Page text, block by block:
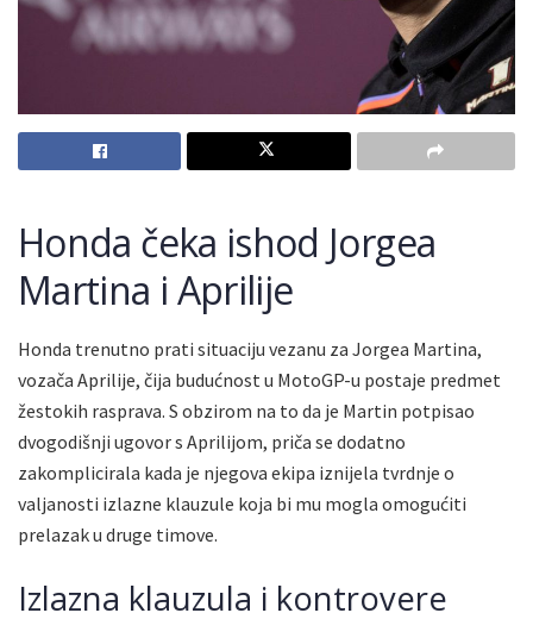
Honda čeka ishod Jorgea
Martina i Aprilije
Honda trenutno prati situaciju vezanu za Jorgea Martina,
vozača Aprilije, čija budućnost u MotoGP-u postaje predmet
žestokih rasprava. S obzirom na to da je Martin potpisao
dvogodišnji ugovor s Aprilijom, priča se dodatno
zakomplicirala kada je njegova ekipa iznijela tvrdnje o
valjanosti izlazne klauzule koja bi mu mogla omogućiti
prelazak u druge timove.
Izlazna klauzula i kontrovere